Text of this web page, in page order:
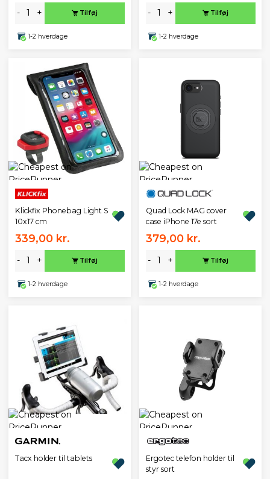
- + Tilføj
1-2 hverdage
- + Tilføj
1-2 hverdage
Klickfix Phonebag Light S
10x17 cm
339,00 kr.
- + Tilføj
1-2 hverdage
Quad Lock MAG cover
case iPhone 17e sort
379,00 kr.
- + Tilføj
1-2 hverdage
Tacx holder til tablets
Ergotec telefon holder til
styr sort